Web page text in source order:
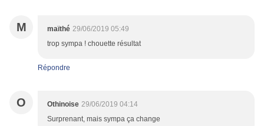
M maïthé 29/06/2019 05:49
trop sympa ! chouette résultat
Répondre
O Othinoise 29/06/2019 04:14
Surprenant, mais sympa ça change